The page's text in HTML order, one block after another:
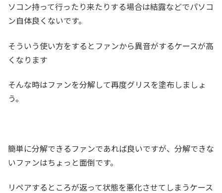
ソコン持って行ったり来たりする場合は結露などでパソコ
ン自体良くないです。
そういう使い方をするとファンから異音がするケースが高
くなります
そんな時はファンを分解して再度グリスを塗布しましょ
う。
簡単に分解できるファンであれば良いですが、分解できな
いファンはちょっと面倒です。
リペアするところが返って状態を悪化させてしまうケース